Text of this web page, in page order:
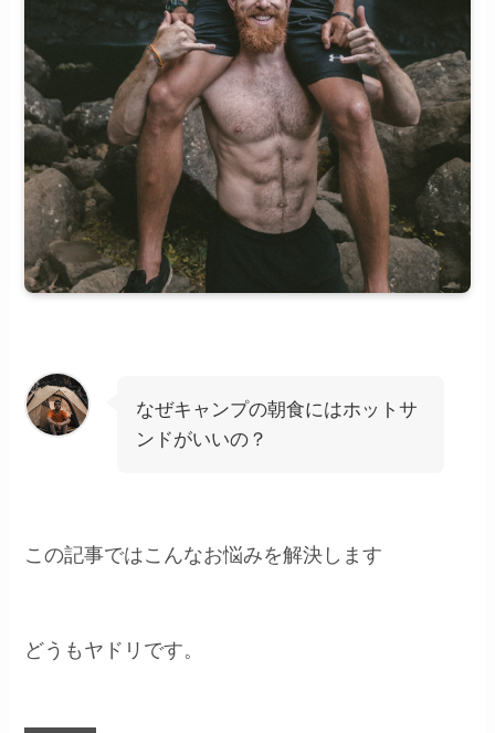
なぜキャンプの朝食にはホットサ
ンドがいいの？
この記事ではこんなお悩みを解決します
どうもヤドリです。